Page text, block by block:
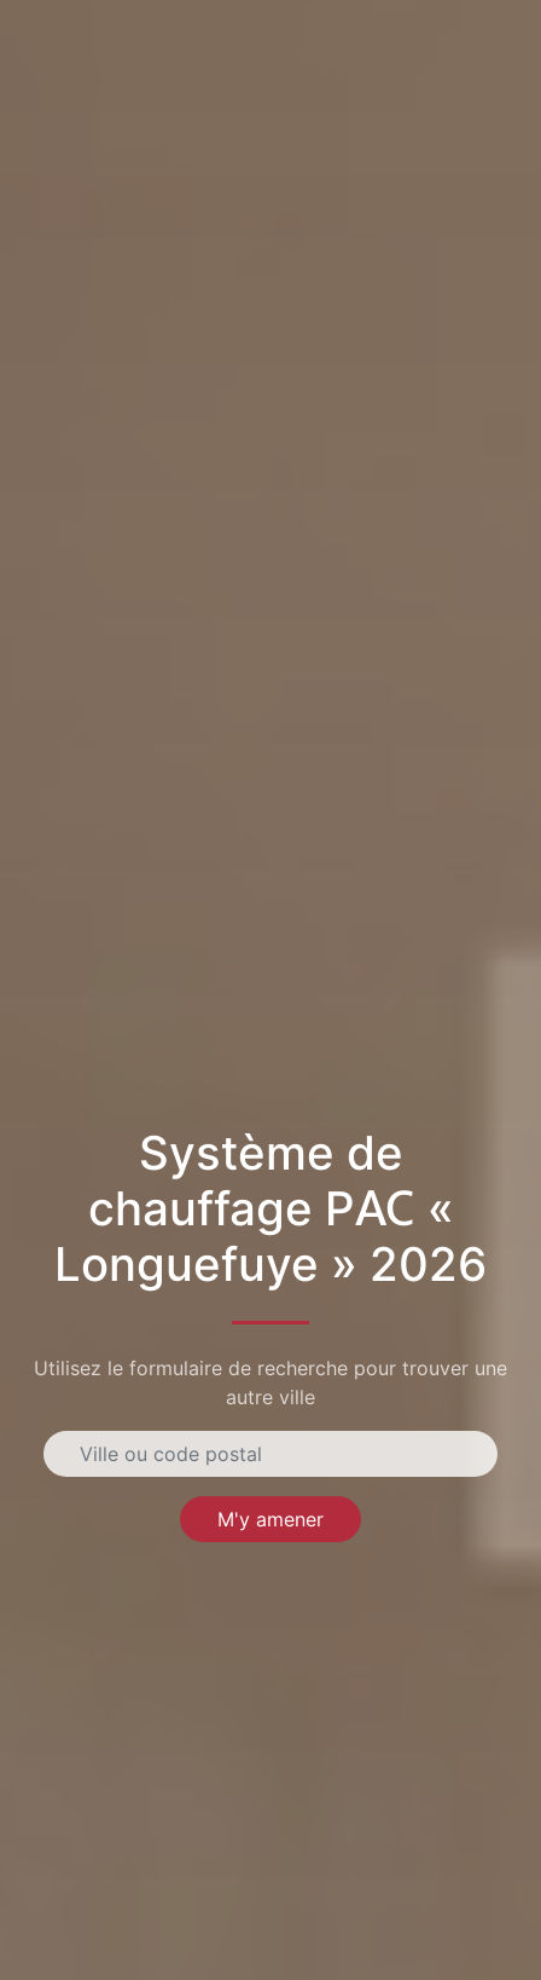
Système de
chauffage PAC «
Longuefuye » 2026
Utilisez le formulaire de recherche pour trouver une
autre ville
M'y amener